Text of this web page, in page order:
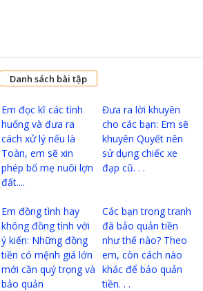
Danh sách bài tập
Em đọc kĩ các tình
huống và đưa ra
cách xử lý nếu là
Toàn, em sẽ xin
phép bố mẹ nuôi lợn
đất....
Đưa ra lời khuyên
cho các bạn: Em sẽ
khuyên Quyết nên
sử dụng chiếc xe
đạp cũ. . .
Em đồng tình hay
không đồng tình với
ý kiến: Những đồng
tiền có mệnh giá lớn
mới cần quý trọng và
bảo quản
Các bạn trong tranh
đã bảo quản tiền
như thế nào? Theo
em, còn cách nào
khác để bảo quản
tiền. . .